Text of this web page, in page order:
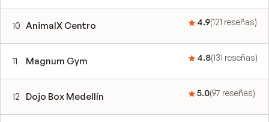
10 AnimalX Centro 4.9(121 reseñas)
11 Magnum Gym 4.8(131 reseñas)
12 Dojo Box Medellín 5.0(97 reseñas)